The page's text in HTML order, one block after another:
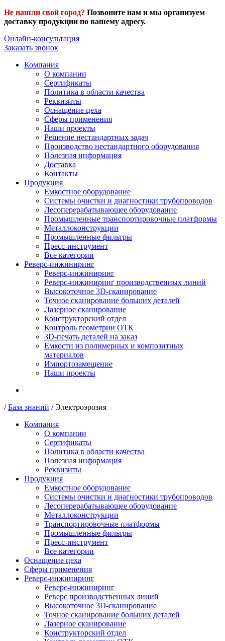
Не нашли свой город? Позвоните нам и мы организуем
доставку продукции по вашему адресу.
Онлайн-консультация
Заказать звонок
Компания
О компании
Сертификаты
Политика в области качества
Реквизиты
Оснащение цеха
Сферы применения
Наши проекты
Решение нестандартных задач
Производство нестандартного оборудования
Полезная информация
Доставка
Контакты
Продукция
Емкостное оборудование
Системы очистки и диагностики трубопроводов
Лесоперерабатывающее оборудование
Промышленные транспортировочные платформы
Металлоконструкции
Промышленные фильтры
Пресс-инструмент
Все категории
Реверс-инжиниринг
Реверс-инжиниринг
Реверс-инжиниринг производственных линий
Высокоточное 3D-сканирование
Точное сканирование больших деталей
Лазерное сканирование
Конструкторский отдел
Контроль геометрии ОТК
3D-печать деталей на заказ
Емкости из полимерных и композитных
материалов
Импортозамещение
Наши проекты
/База знаний /Электроэрозия
Компания
О компании
Сертификаты
Политика в области качества
Полезная информация
Реквизиты
Продукция
Емкостное оборудование
Системы очистки и диагностики трубопроводов
Лесоперерабатывающее оборудование
Металлоконструкции
Транспортировочные платформы
Промышленные фильтры
Пресс-инструмент
Все категории
Оснащение цеха
Сферы применения
Реверс-инжиниринг
Реверс-инжиниринг
Реверс производственных линий
Высокоточное 3D-сканирование
Точное сканирование больших деталей
Лазерное сканирование
Конструкторский отдел